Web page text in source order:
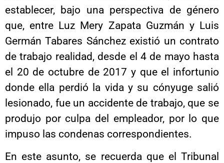
establecer, bajo una perspectiva de género
que, entre Luz Mery Zapata Guzmán y Luis
Germán Tabares Sánchez existió un contrato
de trabajo realidad, desde el 4 de mayo hasta
el 20 de octubre de 2017 y que el infortunio
donde ella perdió la vida y su cónyuge salió
lesionado, fue un accidente de trabajo, que se
produjo por culpa del empleador, por lo que
impuso las condenas correspondientes.
En este asunto, se recuerda que el Tribunal